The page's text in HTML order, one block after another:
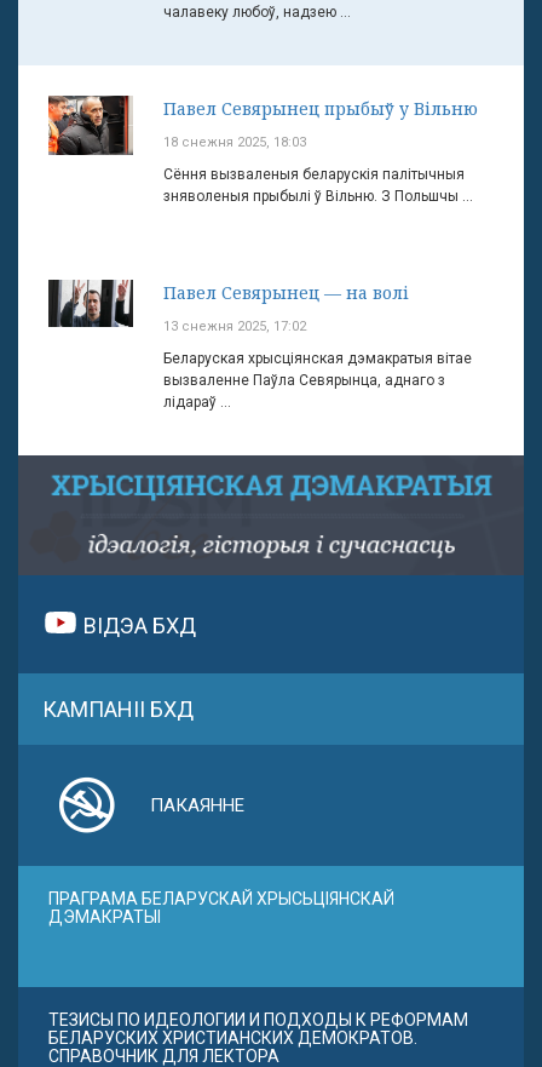
чалавеку любоў, надзею ...
Павел Севярынец прыбыў у Вільню
18 снежня 2025, 18:03
Сёння вызваленыя беларускія палітычныя
зняволеныя прыбылі ў Вільню. З Польшчы ...
Павел Севярынец — на волі
13 снежня 2025, 17:02
Беларуская хрысціянская дэмакратыя вітае
вызваленне Паўла Севярынца, аднаго з
лідараў ...
ВІДЭА БХД
КАМПАНІІ БХД
ПАКАЯННЕ
ПРАГРАМА БЕЛАРУСКАЙ ХРЫСЬЦІЯНСКАЙ
ДЭМАКРАТЫІ
ТЕЗИСЫ ПО ИДЕОЛОГИИ И ПОДХОДЫ К РЕФОРМАМ
БЕЛАРУСКИХ ХРИСТИАНСКИХ ДЕМОКРАТОВ.
СПРАВОЧНИК ДЛЯ ЛЕКТОРА